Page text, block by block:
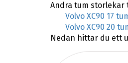
Andra tum storlekar
Volvo XC90 17
Volvo XC90 20
Nedan hittar du ett